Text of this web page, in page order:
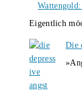
Eigentlich
Die